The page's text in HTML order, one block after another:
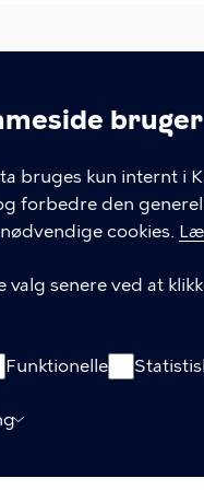
bruges kun internt i
forbedre den
cookies.
valg senere ved at
Funktionelle
Kirks Vej 8, 2200
Kontakt os